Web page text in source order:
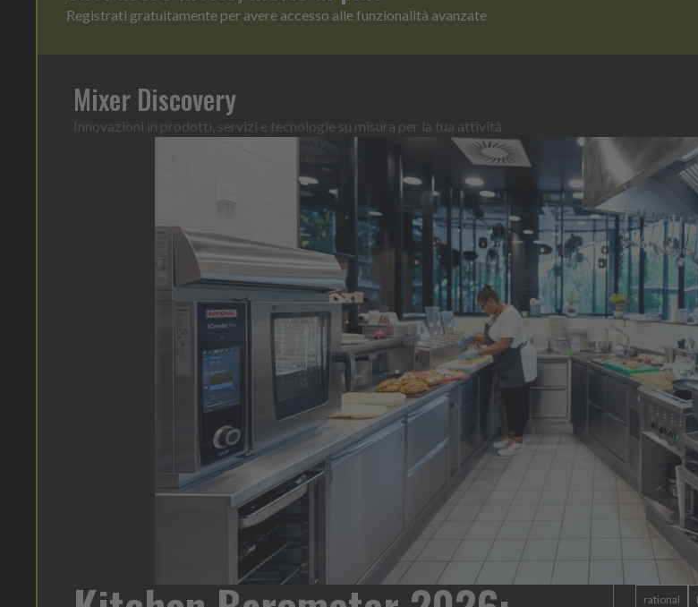
Registrati gratuitamente per avere accesso alle funzionalità avanzate
Mixer Discovery
Innovazioni in prodotti, servizi e tecnologie su misura per la tua attività
rational Kitchen Barometer